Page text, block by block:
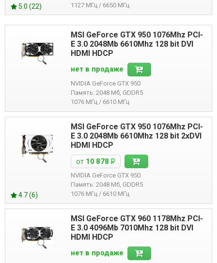
5.0 (22) 1127 МГц / 6650 МГц
MSI GeForce GTX 950 1076Mhz PCI-
E 3.0 2048Mb 6610Mhz 128 bit DVI
HDMI HDCP
нет в продаже
NVIDIA GeForce GTX 950
Память: 2048 Мб, GDDR5
1076 МГц / 6610 МГц
MSI GeForce GTX 950 1076Mhz PCI-
E 3.0 2048Mb 6610Mhz 128 bit 2xDVI
HDMI HDCP
от 10 878 Р
4.7 (6)
NVIDIA GeForce GTX 950
Память: 2048 Мб, GDDR5
1076 МГц / 6610 МГц
MSI GeForce GTX 960 1178Mhz PCI-
E 3.0 4096Mb 7010Mhz 128 bit DVI
HDMI HDCP
нет в продаже